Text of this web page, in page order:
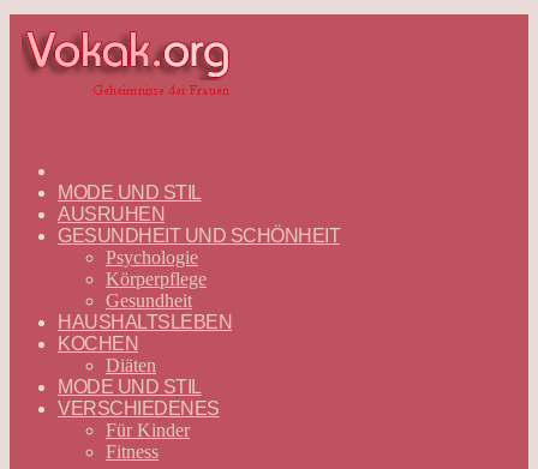
—
DEUTSCH
MODE UND STIL
AUSRUHEN
GESUNDHEIT UND SCHÖNHEIT
Psychologie
Körperpflege
Gesundheit
HAUSHALTSLEBEN
KOCHEN
Diäten
MODE UND STIL
VERSCHIEDENES
Für Kinder
Fitness